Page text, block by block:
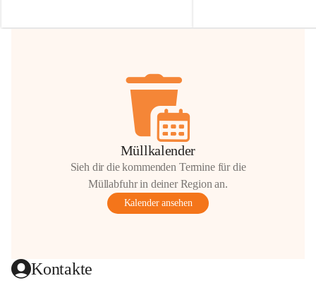
Hilfsbereitschaft!
Müllkalender
Sieh dir die kommenden Termine für die
Müllabfuhr in deiner Region an.
Kalender ansehen
Kontakte